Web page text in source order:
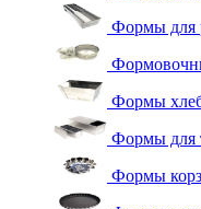
Формы для
Формы
Формы для
Формы